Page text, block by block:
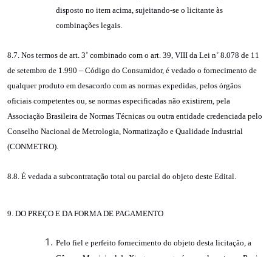
disposto no item acima, sujeitando-se o licitante às
combinações legais.
8.7. Nos termos de art. 3˚ combinado com o art. 39, VIII da Lei n˚ 8.078 de 11
de setembro de 1.990 – Código do Consumidor, é vedado o fornecimento de
qualquer produto em desacordo com as normas expedidas, pelos órgãos
oficiais competentes ou, se normas especificadas não existirem, pela
Associação Brasileira de Normas Técnicas ou outra entidade credenciada pelo
Conselho Nacional de Metrologia, Normatização e Qualidade Industrial
(CONMETRO).
8.8. É vedada a subcontratação total ou parcial do objeto deste Edital.
9. DO PREÇO E DA FORMA DE PAGAMENTO
Pelo fiel e perfeito fornecimento do objeto desta licitação, a